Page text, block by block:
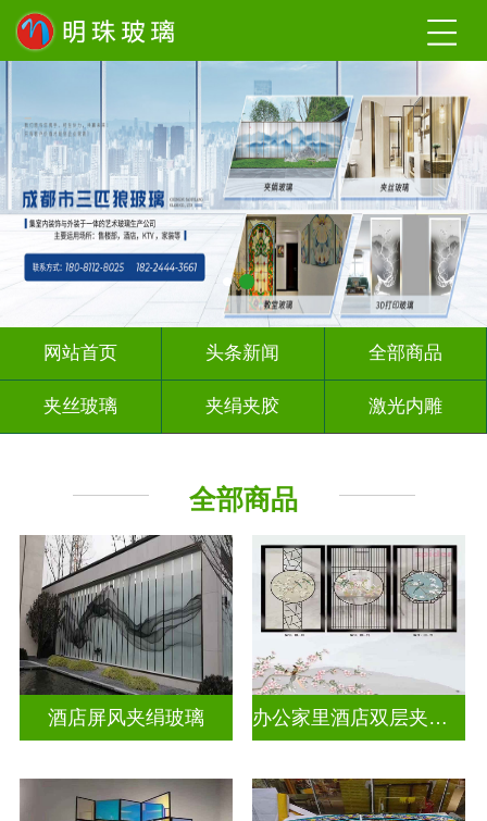
网站首页 头条新闻 全部商品
夹丝玻璃 夹绢夹胶 激光内雕
其它玻璃
全部商品
酒店屏风夹绢玻璃 办公家里酒店双层夹娟玻璃